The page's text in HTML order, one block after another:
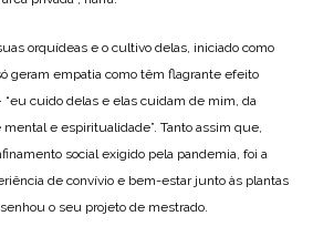
orquídeas e o cultivo delas, iniciado como
geram empatia como têm flagrante efeito
“eu cuido delas e elas cuidam de mim, da
e espiritualidade”. Tanto assim que,
social exigido pela pandemia, foi a
de convívio e bem-estar junto às plantas
o seu projeto de mestrado.